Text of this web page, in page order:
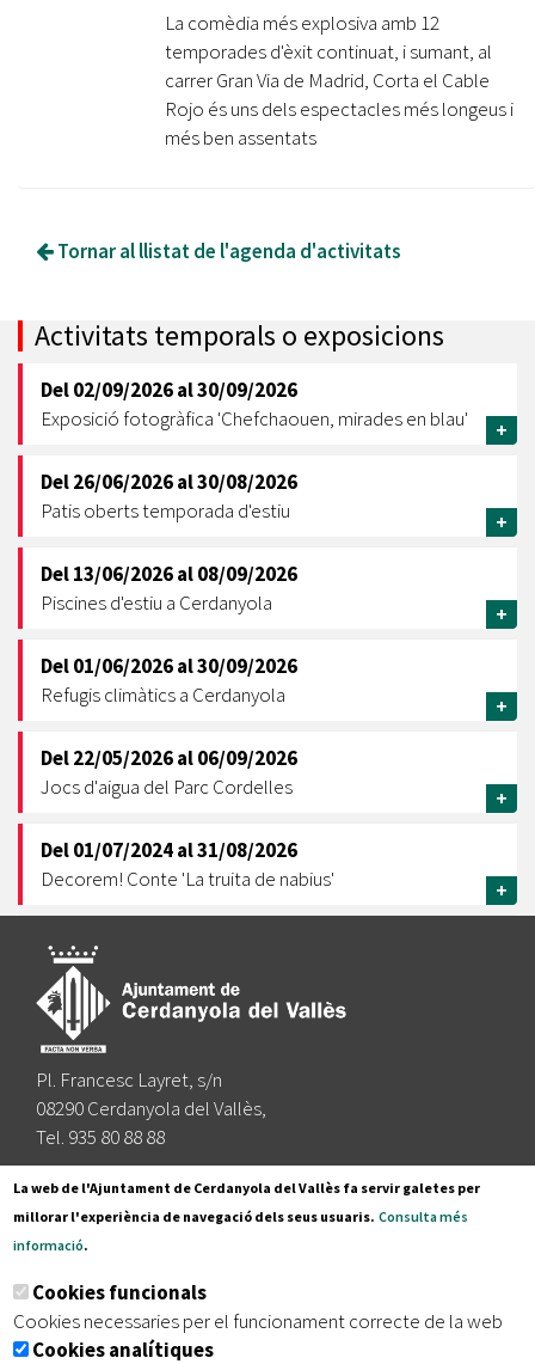
La comèdia més explosiva amb 12
temporades d'èxit continuat, i sumant, al
carrer Gran Via de Madrid, Corta el Cable
Rojo és uns dels espectacles més longeus i
més ben assentats
Tornar al llistat de l'agenda d'activitats
Activitats temporals o exposicions
Del02/09/2026al30/09/2026
Exposició fotogràfica 'Chefchaouen, mirades en blau'
+
Del26/06/2026al30/08/2026
Patis oberts temporada d'estiu
+
Del13/06/2026al08/09/2026
Piscines d'estiu a Cerdanyola
+
Del01/06/2026al30/09/2026
Refugis climàtics a Cerdanyola
+
Del22/05/2026al06/09/2026
Jocs d'aigua del Parc Cordelles
+
Del01/07/2024al31/08/2026
Decorem! Conte 'La truita de nabius'
+
Pl. Francesc Layret, s/n
08290 Cerdanyola del Vallès,
Tel. 935 80 88 88
Segueix-nos a:
Subscriu-te al nostre butlletí
La web de l'Ajuntament de Cerdanyola del Vallès fa servir galetes per
millorar l'experiència de navegació dels seus usuaris. Consulta més
informació.
Cookies funcionals
Cookies necessaries per el funcionament correcte de la web
Cookies analítiques